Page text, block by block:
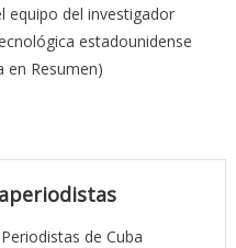
equipo del investigador
estadounidense
en Resumen)
de Cuba